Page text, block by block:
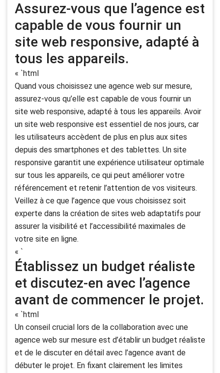
Assurez-vous que l’agence est
capable de vous fournir un
site web responsive, adapté à
tous les appareils.
« `html
Quand vous choisissez une agence web sur mesure,
assurez-vous qu’elle est capable de vous fournir un
site web responsive, adapté à tous les appareils. Avoir
un site web responsive est essentiel de nos jours, car
les utilisateurs accèdent de plus en plus aux sites
depuis des smartphones et des tablettes. Un site
responsive garantit une expérience utilisateur optimale
sur tous les appareils, ce qui peut améliorer votre
référencement et retenir l’attention de vos visiteurs.
Veillez à ce que l’agence que vous choisissez soit
experte dans la création de sites web adaptatifs pour
assurer la visibilité et l’accessibilité maximales de
votre site en ligne.
« `
Établissez un budget réaliste
et discutez-en avec l’agence
avant de commencer le projet.
« `html
Un conseil crucial lors de la collaboration avec une
agence web sur mesure est d’établir un budget réaliste
et de le discuter en détail avec l’agence avant de
débuter le projet. En fixant clairement les limites